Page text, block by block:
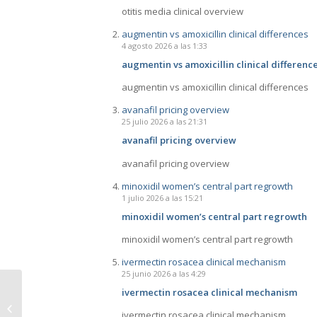
otitis media clinical overview
augmentin vs amoxicillin clinical differences
4 agosto 2026 a las 1:33
augmentin vs amoxicillin clinical
augmentin vs amoxicillin clinical differences
avanafil pricing overview
25 julio 2026 a las 21:31
avanafil pricing overview
avanafil pricing overview
minoxidil women’s central part regrowth
1 julio 2026 a las 15:21
minoxidil women’s central part regrowth
minoxidil women’s central part regrowth
ivermectin rosacea clinical mechanism
25 junio 2026 a las 4:29
ivermectin rosacea clinical mechanism